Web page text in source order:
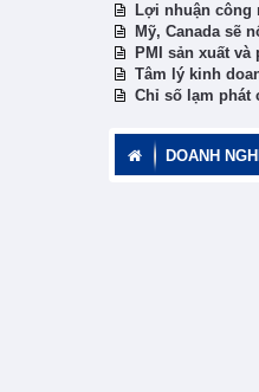
Lợi nhuận công
Mỹ, Canada sẽ
PMI sản xuất
Tâm lý kinh
Chỉ số lạm phát
DOANH